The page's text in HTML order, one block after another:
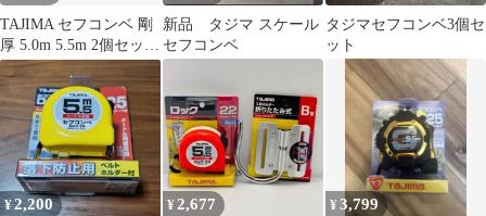
TAJIMA セフコンベ 剛
厚 5.0m 5.5m 2個セット
DIY 現場作業に
新品 タジマ スケール
セフコンベ
タジマセフコンベ3個セ
ット
¥2,200 ¥2,677 ¥3,799